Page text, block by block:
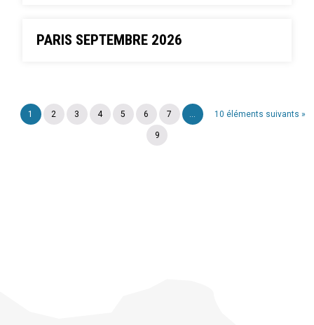
PARIS SEPTEMBRE 2026
10 éléments suivants »
1 2 3 4 5 6 7 ...
9